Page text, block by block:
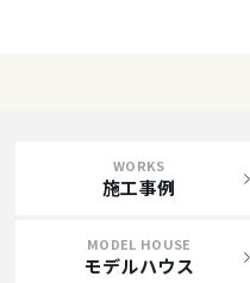
WORKS
施工事例
MODEL HOUSE
モデルハウス